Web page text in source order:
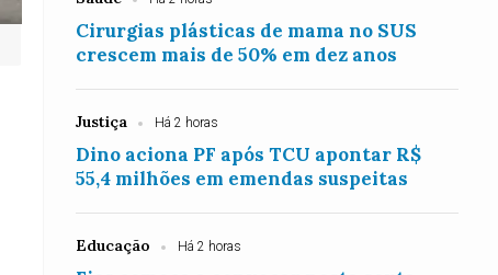
Cirurgias plásticas de mama no SUS
crescem mais de 50% em dez anos
Justiça Há 2 horas
Dino aciona PF após TCU apontar R$
55,4 milhões em emendas suspeitas
Educação Há 2 horas